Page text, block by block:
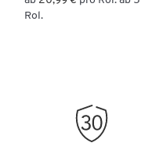
Rol.